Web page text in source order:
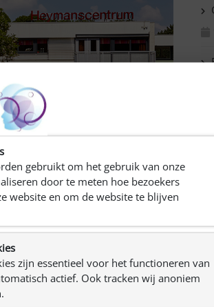
de partner/mantelzorger, als hij of
gebruikt om het gebruik van onze
door te meten hoe bezoekers
website en om de website te blijven
zijn essentieel voor het functioneren van
actief. Ook tracken wij anoniem